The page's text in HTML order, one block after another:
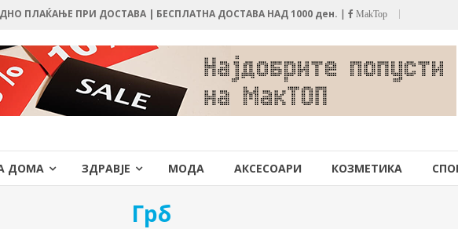
ПЛАЌАЊЕ ПРИ ДОСТАВА | БЕСПЛАТНА ДОСТАВА НАД 1000 ден. | MakTop
ДОМА ЗДРАВЈЕ МОДА АКСЕСОАРИ КОЗМЕТИКА
Грб